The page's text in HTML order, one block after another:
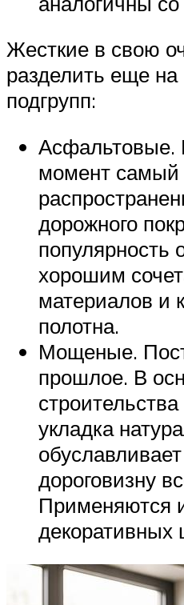
Жесткие в свою
разделить еще на
подгрупп:
Асфальтовые.
момент самый
дорожного
популярность
хорошим
материалов и
полотна.
Мощеные.
прошлое. В
укладка
дороговизну
Применяются
декоративных